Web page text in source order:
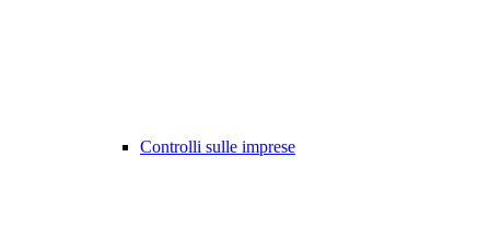
Controlli sulle imprese